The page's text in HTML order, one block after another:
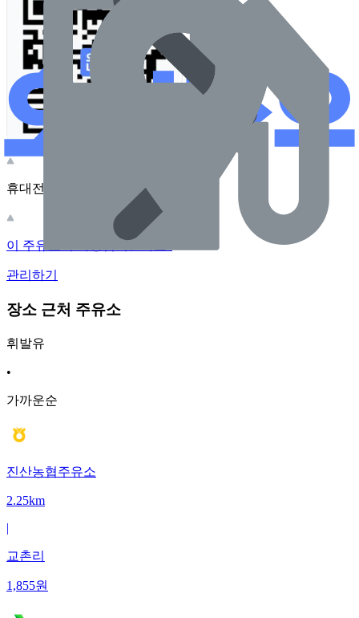
휴대전화 카메라로 찍어보세요
이 주유소의 사장님이신가요?
관리하기
장소 근처 주유소
휘발유
•
가까운순
진산농협주유소
2.25km
|
교촌리
1,855원